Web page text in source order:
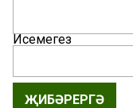
Исемегез
ҖИБӘРЕРГӘ